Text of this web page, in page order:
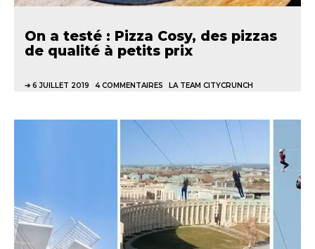
On a testé : Pizza Cosy, des pizzas
de qualité à petits prix
6 JUILLET 2019 4 COMMENTAIRES LA TEAM CITYCRUNCH